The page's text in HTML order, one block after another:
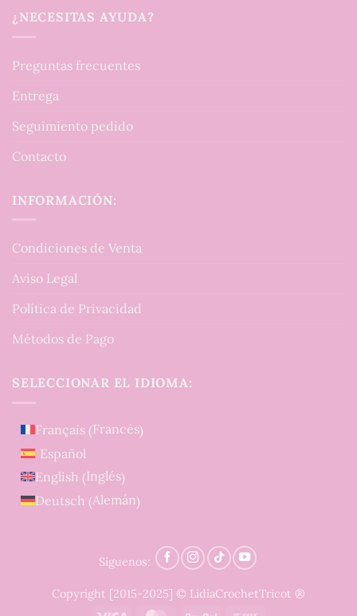
¿NECESITAS AYUDA?
Preguntas frecuentes
Entrega
Seguimiento pedido
Contacto
INFORMACIÓN:
Condiciones de Venta
Aviso Legal
Política de Privacidad
Métodos de Pago
SELECCIONAR EL IDIOMA:
Français (Francés)
Español
English (Inglés)
Deutsch (Alemán)
Síguenos:
Copyright [2015-2025] © LidiaCrochetTricot ®